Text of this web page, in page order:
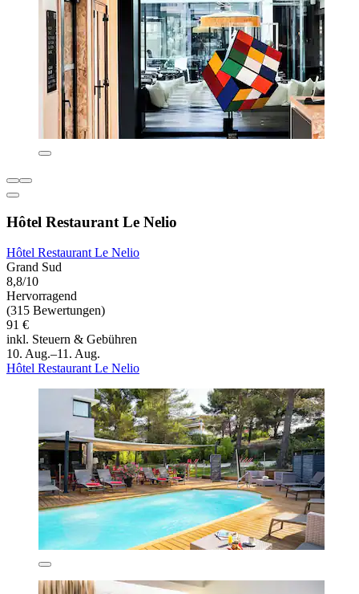
Hôtel Restaurant Le Nelio
Hôtel Restaurant Le Nelio
Grand Sud
8,8/10
Hervorragend
(315 Bewertungen)
91 €
inkl. Steuern & Gebühren
10. Aug.–11. Aug.
Hôtel Restaurant Le Nelio